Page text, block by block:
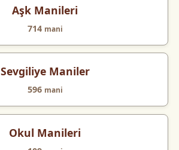
Aşk Manileri
714 mani
Sevgiliye Maniler
596 mani
Okul Manileri